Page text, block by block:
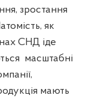
зростання
як
СНД іде
масштабні
мають